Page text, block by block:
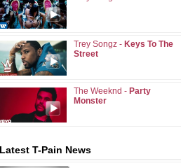
Trey Songz - Keys To The
Street
The Weeknd - Party
Monster
Latest T-Pain News